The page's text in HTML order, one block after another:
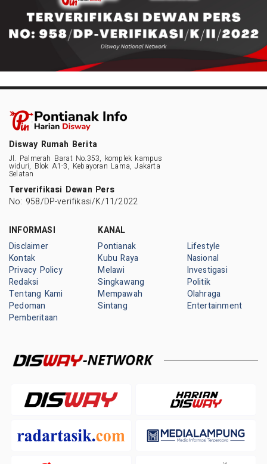
Disway Rumah Berita
Jl. Palmerah Barat No.353, komplek kampus
widuri, Blok A1-3, Kebayoran Lama, Jakarta
Selatan
Terverifikasi Dewan Pers
No: 958/DP-verifikasi/K/11/2022
INFORMASI
Disclaimer
Kontak
Privacy Policy
Redaksi
Tentang Kami
Pedoman
Pemberitaan
KANAL
Pontianak
Kubu Raya
Melawi
Singkawang
Mempawah
Sintang
Lifestyle
Nasional
Investigasi
Politik
Olahraga
Entertainment